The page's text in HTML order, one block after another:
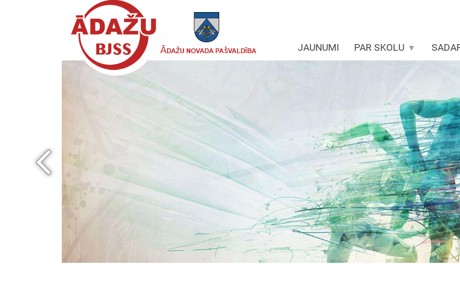
JAUNUMI PAR SKOLU